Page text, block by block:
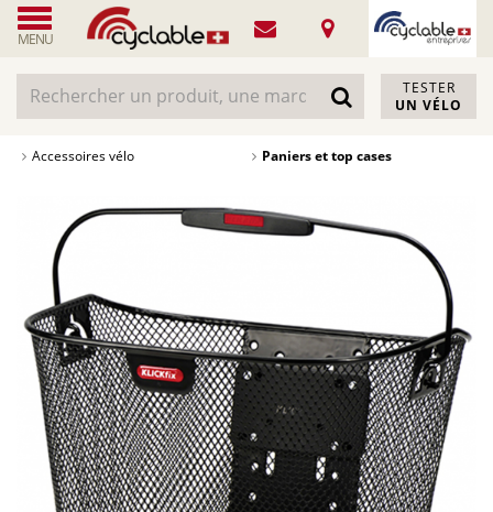
MENU
TESTER
UN VÉLO
Accessoires vélo Paniers et top cases